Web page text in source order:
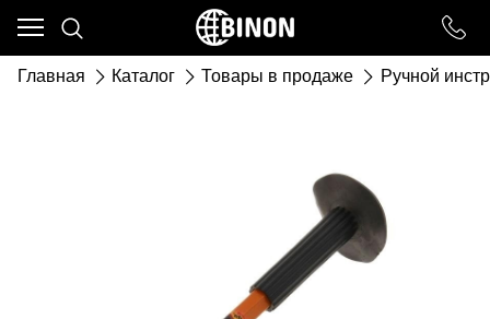
Главная Каталог Товары в продаже Ручной
Ваш город - ст. Каневская,
угадали?
ДА НЕТ